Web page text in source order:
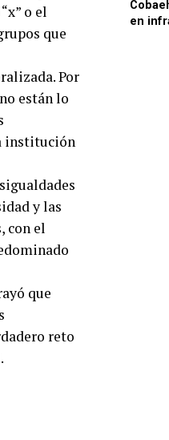
o el
que
Por
están lo
institución
y las
con el
que
reto
en